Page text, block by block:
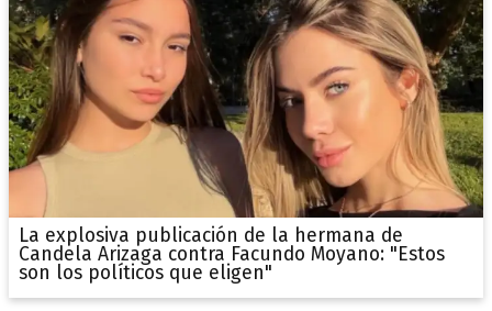
La explosiva publicación de la hermana de
Candela Arizaga contra Facundo Moyano: "Estos
son los políticos que eligen"